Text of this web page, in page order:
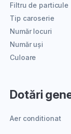
Filtru de particule
Tip caroserie
Număr locuri
Număr uși
Culoare
Dotări
Aer conditionat